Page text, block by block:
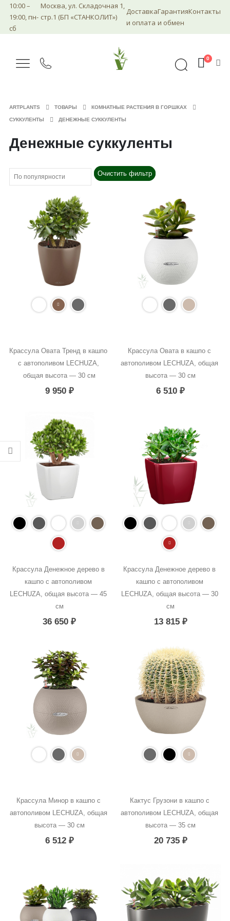
10:00 –
19:00, пн-
сб
Москва, ул. Складочная 1,
стр.1 (БП «СТАНКОЛИТ»)
Доставка
и оплата
Гарантия
и обмен
Контакты
0
ARTPLANTS ТОВАРЫ КОМНАТНЫЕ РАСТЕНИЯ В ГОРШКАХ
СУККУЛЕНТЫ ДЕНЕЖНЫЕ СУККУЛЕНТЫ
Денежные суккуленты
Очистить фильтр
Крассула Овата Тренд в кашпо
с автополивом LECHUZA,
общая высота — 30 см
9 950 ₽
Крассула Овата в кашпо с
автополивом LECHUZA, общая
высота — 30 см
6 510₽
Крассула Денежное дерево в
кашпо с автополивом
LECHUZA, общая высота — 45
см
36 650₽
Крассула Денежное дерево в
кашпо с автополивом
LECHUZA, общая высота — 30
см
13 815 ₽
Крассула Минор в кашпо с
автополивом LECHUZA, общая
высота — 30 см
6 512 ₽
Кактус Грузони в кашпо с
автополивом LECHUZA, общая
высота — 35 см
20 735 ₽